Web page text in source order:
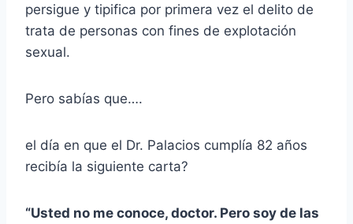
persigue y tipifica por primera vez el delito de
trata de personas con fines de explotación
sexual.
Pero sabías que….
el día en que el Dr. Palacios cumplía 82 años
recibía la siguiente carta?
“Usted no me conoce, doctor. Pero soy de las